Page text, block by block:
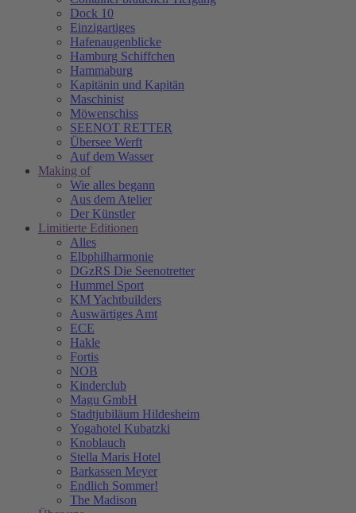
Dock 10
Einzigartiges
Hafenaugen­blicke
Hamburg Schiffchen
Hammaburg
Kapitänin und Kapitän
Maschinist
Möwenschiss
SEENOT RETTER
Übersee Werft
Auf dem Wasser
Making of
Wie alles begann
Aus dem Atelier
Der Künstler
Limitierte Editionen
Alles
Elbphilharmonie
DGzRS Die Seenotretter
Hummel Sport
KM Yachtbuilders
Auswärtiges Amt
ECE
Hakle
Fortis
NOB
Kinderclub
Magu GmbH
Stadtjubiläum Hildesheim
Yogahotel Kubatzki
Knoblauch
Stella Maris Hotel
Barkassen Meyer
Endlich Sommer!
The Madison